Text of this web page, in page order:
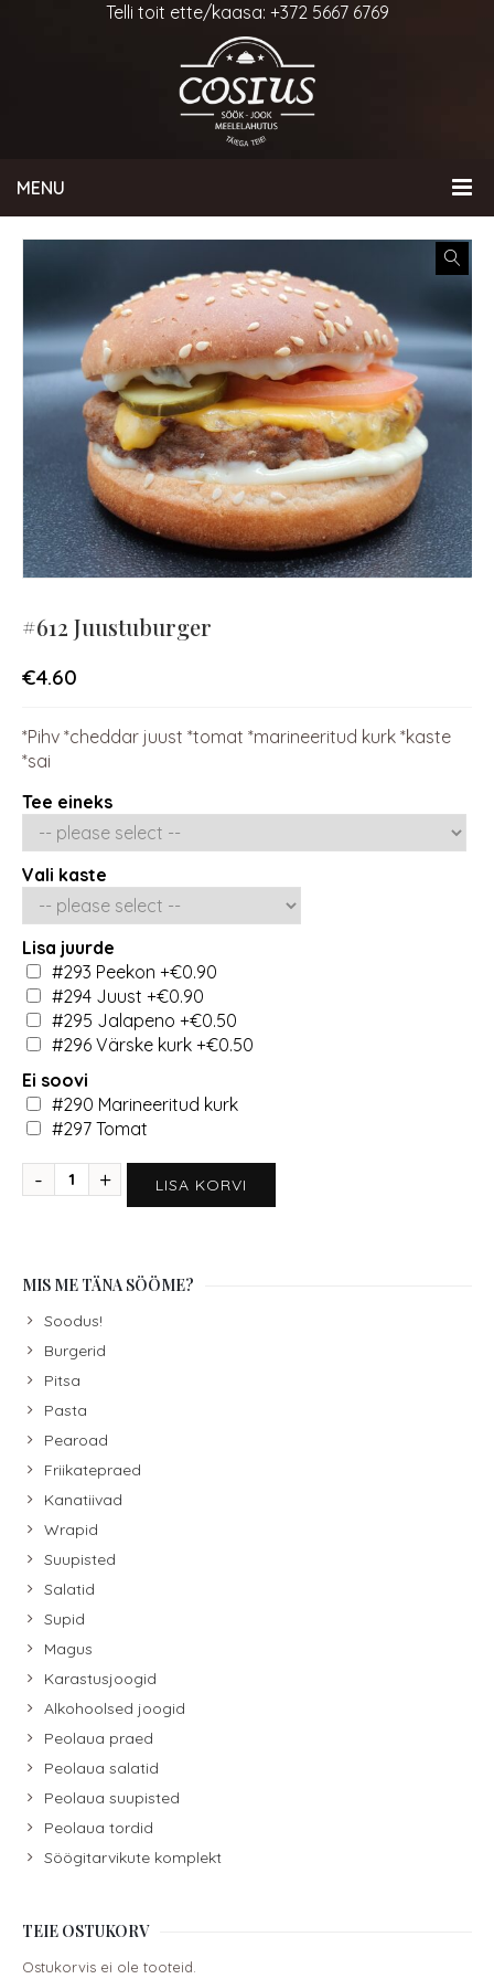
Telli toit ette/kaasa: +372 5667 6769
MENU
#612 Juustuburger
€4.60
*Pihv *cheddar juust *tomat *marineeritud kurk *kaste
*sai
Tee eineks
Vali kaste
Lisa juurde
#293 Peekon +€0.90
#294 Juust +€0.90
#295 Jalapeno +€0.50
#296 Värske kurk +€0.50
Ei soovi
#290 Marineeritud kurk
#297 Tomat
LISA KORVI
MIS ME TÄNA SÖÖME?
Soodus!
Burgerid
Pitsa
Pasta
Pearoad
Friikatepraed
Kanatiivad
Wrapid
Suupisted
Salatid
Supid
Magus
Karastusjoogid
Alkohoolsed joogid
Peolaua praed
Peolaua salatid
Peolaua suupisted
Peolaua tordid
Söögitarvikute komplekt
TEIE OSTUKORV
Ostukorvis ei ole tooteid.